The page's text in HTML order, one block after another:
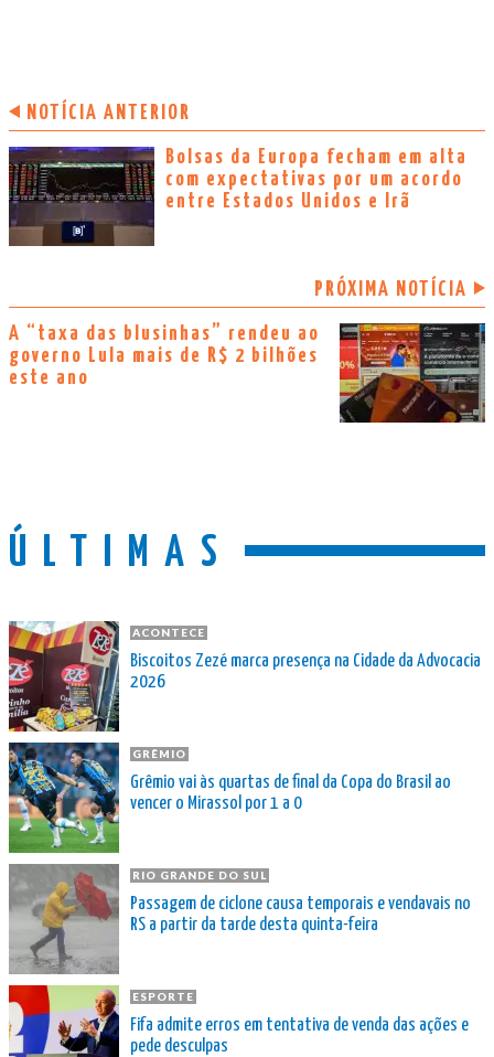
NOTÍCIA ANTERIOR
Bolsas da Europa fecham em alta
com expectativas por um acordo
entre Estados Unidos e Irã
PRÓXIMA NOTÍCIA
A “taxa das blusinhas” rendeu ao
governo Lula mais de R$ 2 bilhões
este ano
ÚLTIMAS
ACONTECE
Biscoitos Zezé marca presença na Cidade da Advocacia
2026
GRÊMIO
Grêmio vai às quartas de final da Copa do Brasil ao
vencer o Mirassol por 1 a 0
RIO GRANDE DO SUL
Passagem de ciclone causa temporais e vendavais no
RS a partir da tarde desta quinta-feira
ESPORTE
Fifa admite erros em tentativa de venda das ações e
pede desculpas